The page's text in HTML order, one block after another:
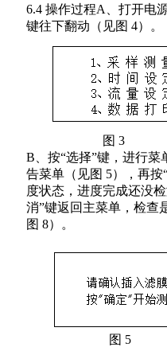
6.4 操作过程A、打开电
键往下翻动（见图 4）。
图
B、按“选择”键，进行菜
告菜单（见图 5），再
度状态，进度完成还没
消”键返回主菜单，检查
图 8）。
图 5